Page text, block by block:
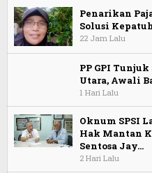
Penarikan
Solusi
22 Jam Lalu
PP GPI
Utara, Awali
1 Hari Lalu
Oknum SPSI
Hak Mantan
Sentosa Jay…
2 Hari Lalu